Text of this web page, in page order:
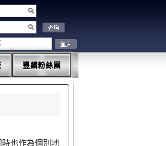
豐麟粉絲團
也作為個別地